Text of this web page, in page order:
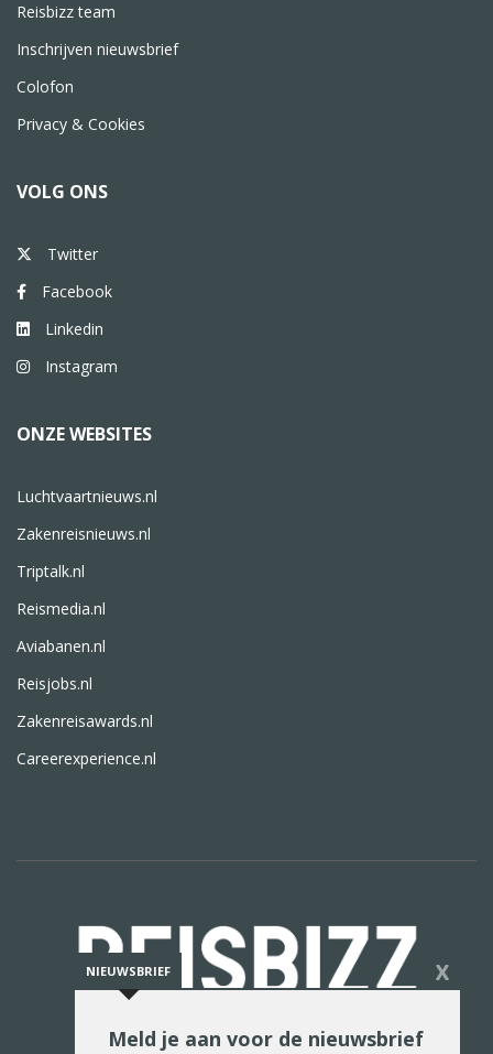
Reisbizz team
Inschrijven nieuwsbrief
Colofon
Privacy & Cookies
VOLG ONS
Twitter
Facebook
Linkedin
Instagram
ONZE WEBSITES
Luchtvaartnieuws.nl
Zakenreisnieuws.nl
Triptalk.nl
Reismedia.nl
Aviabanen.nl
Reisjobs.nl
Zakenreisawards.nl
Careerexperience.nl
NIEUWSBRIEF X
Meld je aan voor de nieuwsbrief